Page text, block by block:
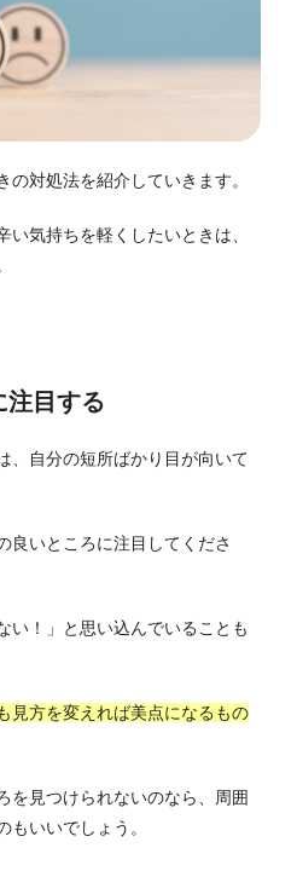
対処法を紹介していきます。
い気持ちを軽くしたいときは、
注目する
、自分の短所ばかり目が向いて
良いところに注目してくださ
い！」と思い込んでいることも
見方を変えれば美点になるもの
を見つけられないのなら、周囲
もいいでしょう。